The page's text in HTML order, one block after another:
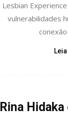
Lesbian
vulnerabilidades
Rina